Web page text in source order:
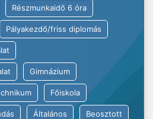
Részmunkaidő 6 óra
Pályakezdő/friss diplomás
Gimnázium
Főiskola
Általános Beosztott